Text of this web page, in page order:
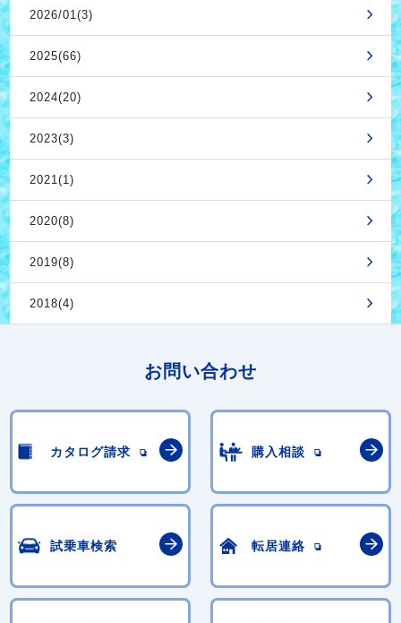
2026/01(3)
2025(66)
2024(20)
2023(3)
2021(1)
2020(8)
2019(8)
2018(4)
お問い合わせ
カタログ請求 購入相談
試乗車検索 転居連絡